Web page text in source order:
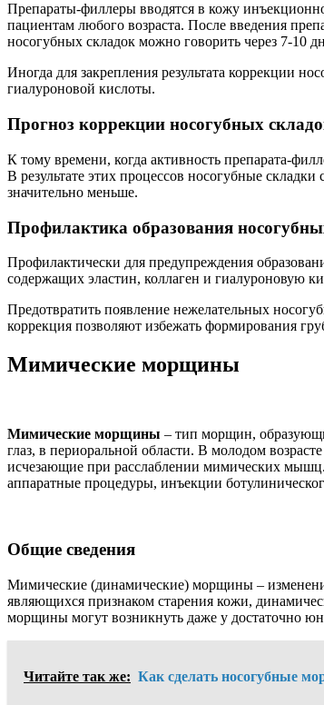
Препараты-филлеры вводятся в кожу
пациентам любого возраста. После введения
носогубных складок можно говорить через 7-10
Иногда для закрепления результата коррекции
гиалуроновой кислоты.
Прогноз коррекции носогубных
К тому времени, когда активность препарата-
В результате этих процессов носогубные
значительно меньше.
Профилактика образования
Профилактически для предупреждения
содержащих эластин, коллаген и гиалуроновую
Предотвратить появление нежелательных
коррекция позволяют избежать формирования
Мимические морщины
Мимические морщины – тип морщин,
глаз, в периоральной области. В молодом
исчезающие при расслаблении мимических
аппаратные процедуры, инъекции
Общие сведения
Мимические (динамические) морщины –
являющихся признаком старения кожи,
морщины могут возникнуть даже у достаточно
Читайте так же: Как сделать носогубные